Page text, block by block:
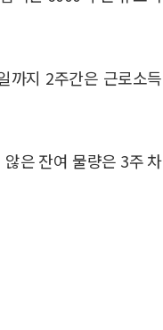
까지 2주간은 근로소득
은 잔여 물량은 3주 차